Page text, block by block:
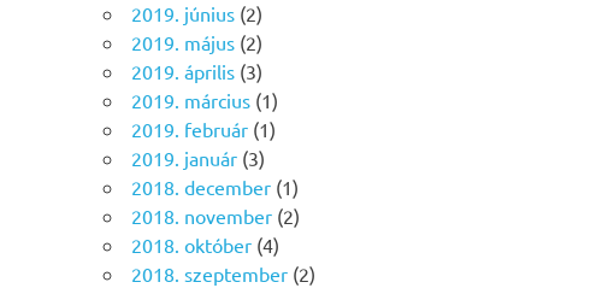
2019. június (2)
2019. május (2)
2019. április (3)
2019. március (1)
2019. február (1)
2019. január (3)
2018. december (1)
2018. november (2)
2018. október (4)
2018. szeptember (2)